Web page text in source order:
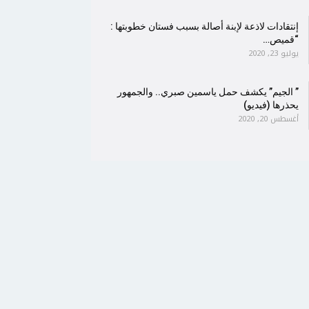
إنتقادات لاذعة لإبنة أصالة بسبب فستان خطوبتها :
“قميص…
يوليو 23, 2020
” الجيم” يكشف حمل ياسمين صبري.. والجمهور
يحذرها (فيديو)
أغسطس 20, 2020